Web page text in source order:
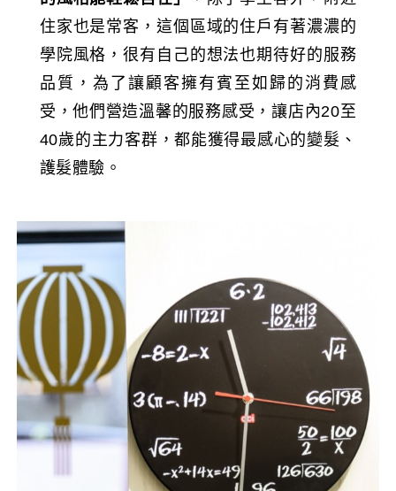
住家也是常客，這個區域的住戶有著濃濃的
學院風格，很有自己的想法也期待好的服務
品質，為了讓顧客擁有賓至如歸的消費感
受，他們營造溫馨的服務感受，讓店內20至
40歲的主力客群，都能獲得最感心的變髮、
護髮體驗。